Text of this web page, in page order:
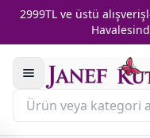
2999TL ve üstü